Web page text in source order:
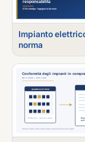
Impianto
norma